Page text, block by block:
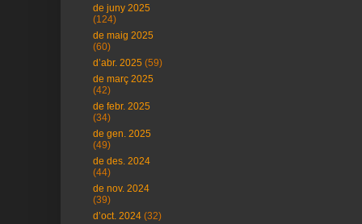
de juny 2025
(124)
de maig 2025
(60)
d’abr. 2025 (59)
de març 2025
(42)
de febr. 2025
(34)
de gen. 2025
(49)
de des. 2024
(44)
de nov. 2024
(39)
d’oct. 2024 (32)